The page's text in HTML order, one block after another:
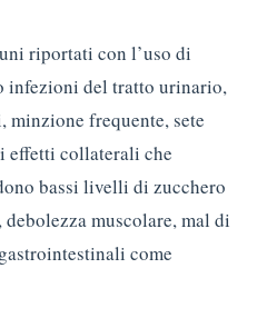
riportati con l’uso di
infezioni del tratto urinario,
frequente, sete
effetti collaterali che
bassi livelli di zucchero
muscolare, mal di
come